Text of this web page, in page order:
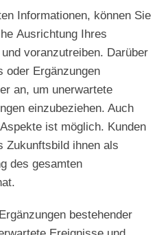
Informationen, können Sie
Ausrichtung Ihres
voranzutreiben. Darüber
oder Ergänzungen
an, um unerwartete
einzubeziehen. Auch
ist möglich. Kunden
Zukunftsbild ihnen als
des gesamten
bestehender